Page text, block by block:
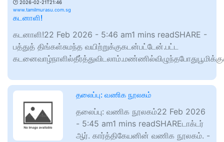
🕑 2026-02-21T21:46
www.tamilmurasu.com.sg
கடனாளி!
கடனாளி!22 Feb 2026 - 5:46 am1 mins readSHARE -
பத்துத் திங்கள்சுமந்த வயிற்றுக்குகடன்பட்டேன்.பட்ட
தலைப்பு: வணிக நூலகம்
தலைப்பு: வணிக நூலகம்22 Feb 2026
- 5:45 am1 mins readSHAREடாக்டர்
ஆர். கார்த்திகேயனின் வணிக நூலகம். -